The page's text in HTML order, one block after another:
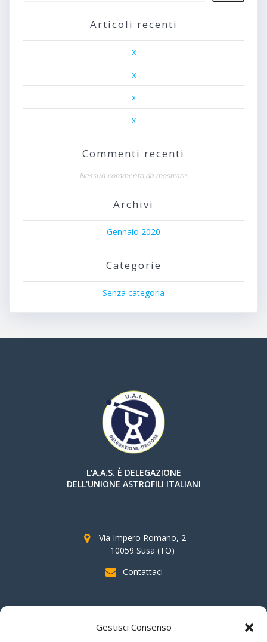
Gestisci Consenso
Articoli recenti
x
x
x
x
Commenti recenti
Nessun commento da mostrare.
Archivi
Gennaio 2020
Categorie
Senza categoria
L'A.A.S. È DELEGAZIONE
DELL'UNIONE ASTROFILI ITALIANI
Via Impero Romano, 2
10059 Susa (TO)
Contattaci
SOSTIENI AAS